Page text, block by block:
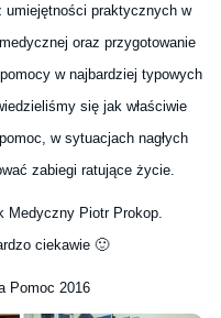
umiejętności praktycznych w
oraz przygotowanie
w najbardziej typowych
się jak właściwie
w sytuacjach nagłych
zabiegi ratujące życie.
Medyczny Piotr Prokop.
ciekawie 🙂
Pomoc 2016